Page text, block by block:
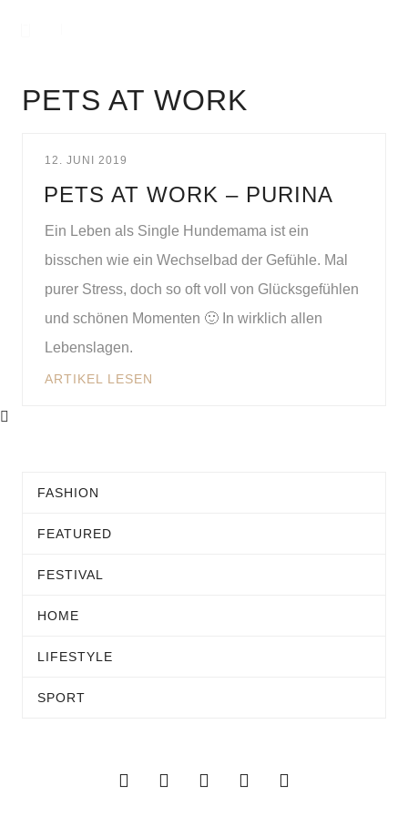
PETS AT WORK
12. JUNI 2019
PETS AT WORK – PURINA
Ein Leben als Single Hundemama ist ein
bisschen wie ein Wechselbad der Gefühle. Mal
purer Stress, doch so oft voll von Glücksgefühlen
und schönen Momenten 🙂 In wirklich allen
Lebenslagen.
ARTIKEL LESEN
FASHION
FEATURED
FESTIVAL
HOME
LIFESTYLE
SPORT